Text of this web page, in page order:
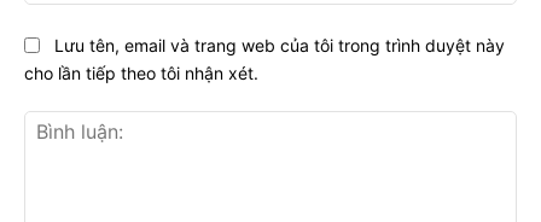
Lưu tên, email và trang web của tôi trong trình duyệt này
cho lần tiếp theo tôi nhận xét.